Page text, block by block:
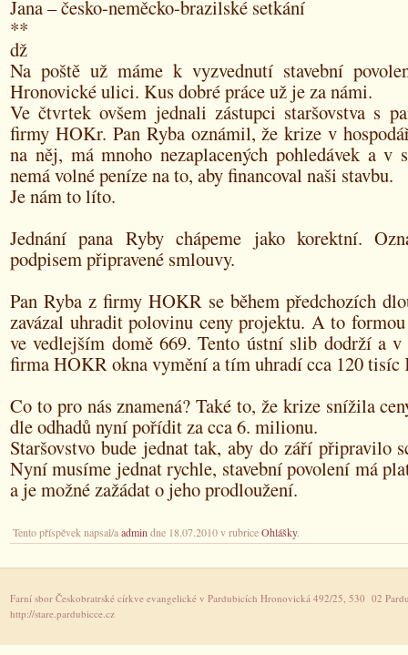
Jana – česko-neměcko-brazilské setkání
**
dž
Na poště už máme k vyzvednutí stavební
Hronovické ulici. Kus dobré práce už je za námi.
Ve čtvrtek ovšem jednali zástupci staršovstva s
firmy HOKr. Pan Ryba oznámil, že krize v
na něj, má mnoho nezaplacených pohledávek a v
nemá volné peníze na to, aby financoval naši stavbu.
Je nám to líto.
Jednání pana Ryby chápeme jako korektní.
podpisem připravené smlouvy.
Pan Ryba z firmy HOKR se během předchozích
zavázal uhradit polovinu ceny projektu. A to
ve vedlejším domě 669. Tento ústní slib dodrží a
firma HOKR okna vymění a tím uhradí cca 120 tisíc
Co to pro nás znamená? Také to, že krize snížila
dle odhadů nyní pořídit za cca 6. milionu.
Staršovstvo bude jednat tak, aby do září připravilo
Nyní musíme jednat rychle, stavební povolení má
a je možné zažádat o jeho prodloužení.
Tento příspěvek napsal/aadmin dne 18.07.2010 v rubriceOhlášky.
Farní sbor Českobratrské církve evangelické v Pardubicích Hronovická 492/25, 530 02
http://stare.pardubicce.cz